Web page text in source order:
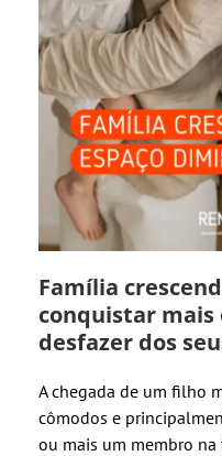
Família
conquistar mais
desfazer dos
A chegada de um filho
cômodos e
ou mais um membro